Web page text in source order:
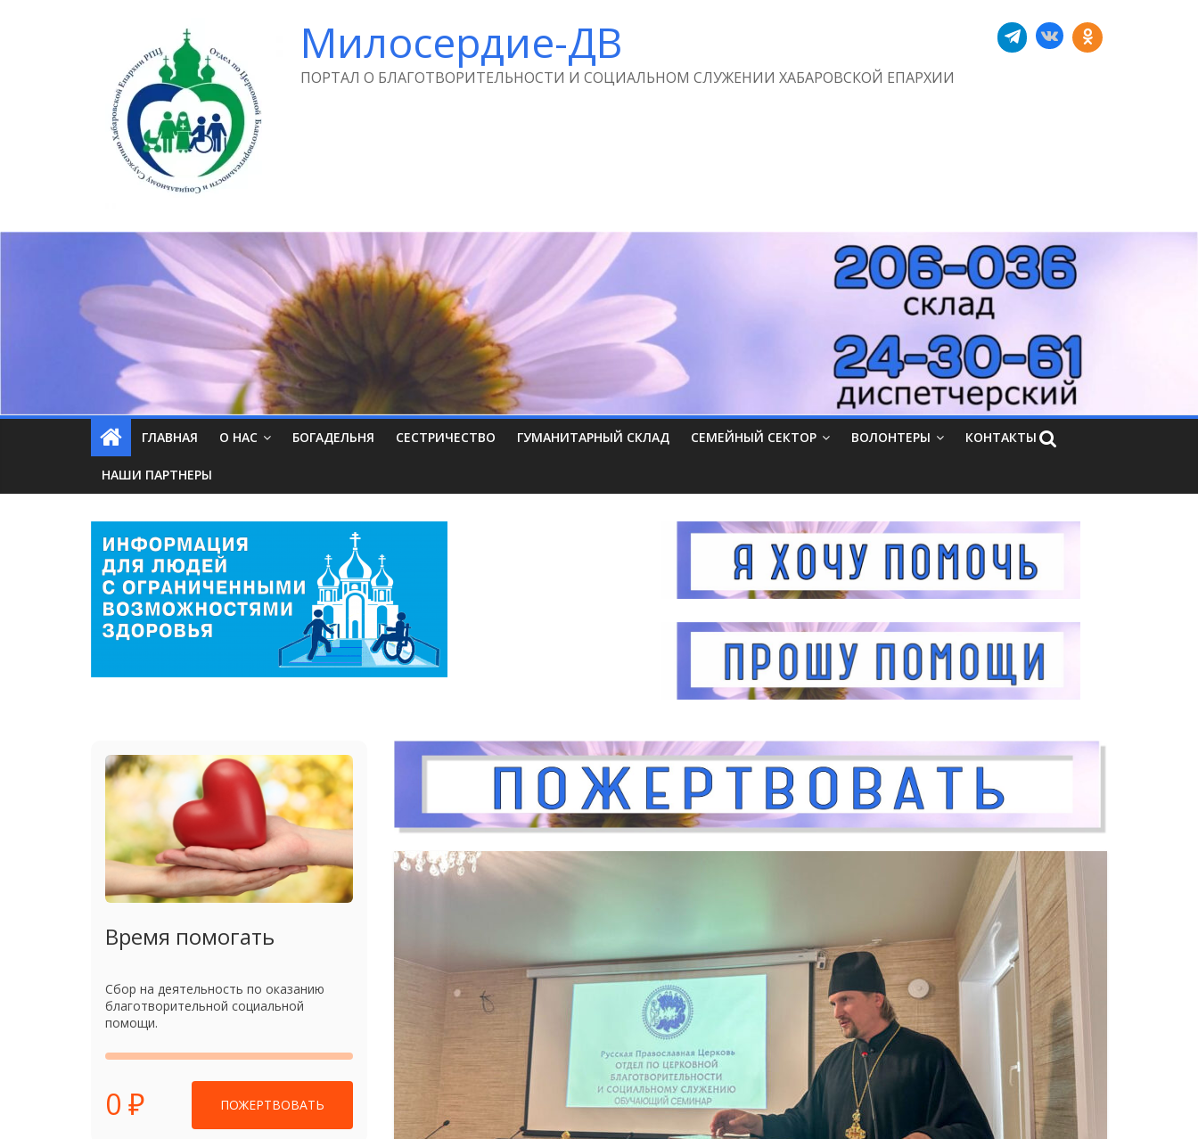
Милосердие-ДВ
ПОРТАЛ О БЛАГОТВОРИТЕЛЬНОСТИ И СОЦИАЛЬНОМ СЛУЖЕНИИ ХАБАРОВСКОЙ ЕПАРХИИ
ГЛАВНАЯ О НАС БОГАДЕЛЬНЯ СЕСТРИЧЕСТВО ГУМАНИТАРНЫЙ СКЛАД СЕМЕЙНЫЙ СЕКТОР ВОЛОНТЕРЫ КОНТАКТЫ
НАШИ ПАРТНЕРЫ
Время помогать
Сбор на деятельность по оказанию
благотворительной социальной
помощи.
0 ₽ ПОЖЕРТВОВАТЬ